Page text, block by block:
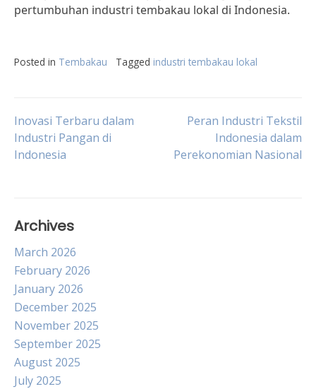
pertumbuhan industri tembakau lokal di Indonesia.
Posted in Tembakau Tagged industri tembakau lokal
Post
navigation
Inovasi Terbaru dalam
Industri Pangan di
Indonesia
Peran Industri Tekstil
Indonesia dalam
Perekonomian Nasional
Archives
March 2026
February 2026
January 2026
December 2025
November 2025
September 2025
August 2025
July 2025